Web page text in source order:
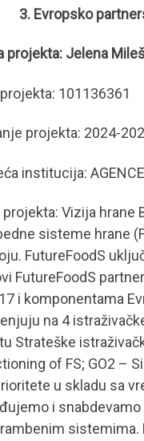
projekta: Jelena
101136361
projekta: 2024-
institucija:
projekta: Vizija
sisteme hrane
FutureFoodS
FutureFoodS
i komponentama
na 4
Strateške
of FS; GO2 –
u skladu sa
i
sistemima.